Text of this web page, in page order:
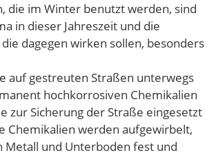
die im Winter benutzt werden, sind
in dieser Jahreszeit und die
dagegen wirken sollen, besonders
auf gestreuten Straßen unterwegs
hochkorrosiven Chemikalien
zur Sicherung der Straße eingesetzt
Chemikalien werden aufgewirbelt,
Metall und Unterboden fest und